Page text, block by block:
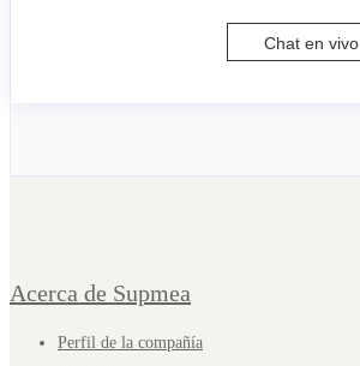
Chat en vivo
Acerca de Supmea
Perfil de la compañía